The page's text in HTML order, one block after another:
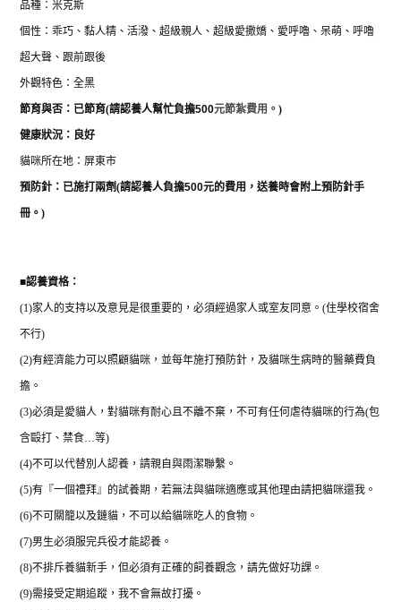
品種：米克斯
個性： 乖巧、黏人精、活潑、超級親人、超級愛撒嬌、愛呼嚕、呆萌、呼嚕
超大聲、跟前跟後
外觀特色：全黑
節育與否：已節育(請認養人幫忙負擔500元節紮費用。 )
健康狀況：良好
貓咪所在地：屏東市
預防針：已施打 兩劑(請認養人負擔500元的費用，送養時會附上預防針手
冊。 )
■認養資格：
(1)家人的支持以及意見是很重要的，必須經過家人或室友同意。 (住學校宿舍
不行)
(2)有經濟能力可以照顧貓咪，並每年施打預防針，及貓咪生病時的醫藥費負
擔。
(3)必須是愛貓人，對貓咪有耐心且不離不棄，不可有任何虐待貓咪的行為(包
含毆打、禁食… 等)
(4)不可以代替別人認養，請親自與雨潔聯繫。
(5)有『一個禮拜』的試養期，若無法與貓咪適應或其他理由請把貓咪還我。
(6)不可關籠以及鏈貓，不可以給貓咪吃人的食物。
(7)男生必須服完兵役才能認養。
(8)不排斥養貓新手，但必須有正確的飼養觀念，請先做好功課。
(9)需接受定期追蹤，我不會無故打擾。